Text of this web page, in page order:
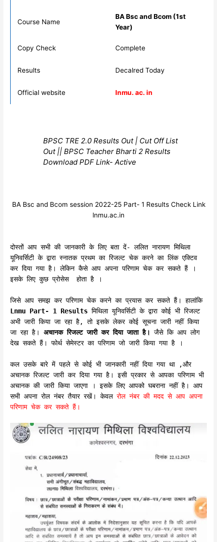
Course Name
BA Bsc and Bcom (1st
Year)
Copy Check Complete
Results Decalred Today
Official website lnmu. ac. in
BPSC TRE 2.0 Results Out | Cut Off List
Out || BPSC Teacher Bharti 2 Results
Download PDF Link- Active
BA Bsc and Bcom session 2022-25 Part- 1 Results Check Link
lnmu.ac.in
दोस्तों आप सभी की जानकारी के लिए बता दें- ललित नारायण मिथिला
यूनिवर्सिटी के द्वारा स्नातक प्रथम का रिजल्ट चेक करने का लिंक एक्टिव
कर दिया गया है। लेकिन कैसे आप अपना परिणाम चेक कर सकते हैं ।
इसके लिए कुछ प्रोसेस होता है ।
जिसे आप समझ कर परिणाम चेक करने का प्रयास कर सकते हैं। हालांकि
Lnmu Part- 1 Results मिथिला यूनिवर्सिटी के द्वारा कोई भी रिजल्ट
अभी जारी किया जा रहा है, तो इसके लेकर कोई सूचना जारी नहीं किया
जा रहा है।अचानक रिजल्ट जारी कर दिया जाता है।जैसे कि आप लोग
देख सकते हैं। फोर्थ सेमेस्टर का परिणाम जो जारी किया गया है ।
कल उसके बारे में पहले से कोई भी जानकारी नहीं दिया गया था ,और
अचानक रिजल्ट जारी कर दिया गया है। इसी प्रकार से आपका परिणाम भी
अचानक की जारी किया जाएगा । इसके लिए आपको घबराना नहीं है। आप
सभी अपना रोल नंबर तैयार रखें। केवलरोल नंबर की मदद से आप अपना
परिणाम चेक कर सकते हैं।